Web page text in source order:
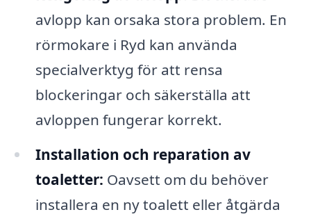
avlopp kan orsaka stora problem. En
rörmokare i Ryd kan använda
specialverktyg för att rensa
blockeringar och säkerställa att
avloppen fungerar korrekt.
Installation och reparation av
toaletter: Oavsett om du behöver
installera en ny toalett eller åtgärda